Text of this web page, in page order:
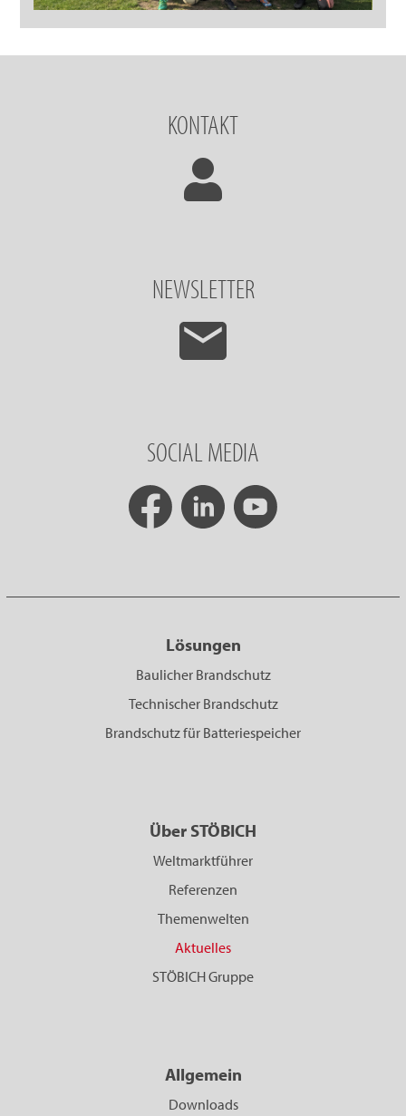
KONTAKT
NEWSLETTER
SOCIAL MEDIA
Lösungen
Baulicher Brandschutz
Technischer Brandschutz
Brandschutz für Batteriespeicher
Über STÖBICH
Weltmarktführer
Referenzen
Themenwelten
Aktuelles
STÖBICH Gruppe
Allgemein
Downloads